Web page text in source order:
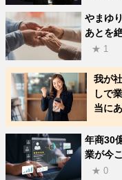
やまゆ
あとを
★ 1
我が
しで
当に
年商30
業が今
★ 0